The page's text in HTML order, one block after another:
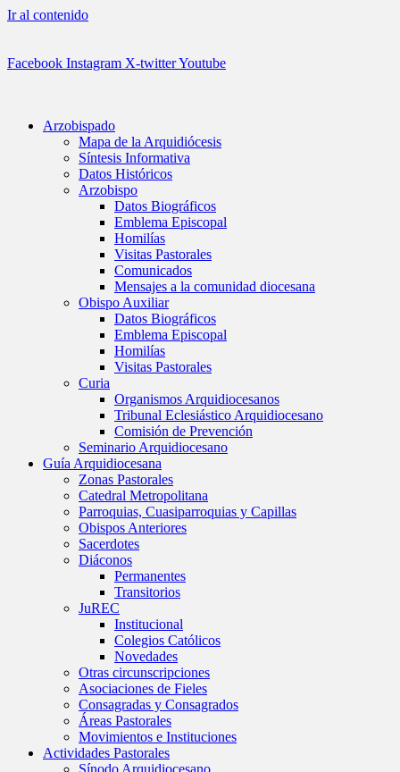
Ir al contenido
Facebook Instagram X-twitterYoutube
Arzobispado
Mapa de la Arquidiócesis
Síntesis Informativa
Datos Históricos
Arzobispo
Datos Biográficos
Emblema Episcopal
Homilías
Visitas Pastorales
Comunicados
Mensajes a la comunidad diocesana
Obispo Auxiliar
Datos Biográficos
Emblema Episcopal
Homilías
Visitas Pastorales
Curia
Organismos Arquidiocesanos
Tribunal Eclesiástico Arquidiocesano
Comisión de Prevención
Seminario Arquidiocesano
Guía Arquidiocesana
Zonas Pastorales
Catedral Metropolitana
Parroquias, Cuasiparroquias y Capillas
Obispos Anteriores
Sacerdotes
Diáconos
Permanentes
Transitorios
JuREC
Institucional
Colegios Católicos
Novedades
Otras circunscripciones
Asociaciones de Fieles
Consagradas y Consagrados
Áreas Pastorales
Movimientos e Instituciones
Actividades Pastorales
Sínodo Arquidiocesano